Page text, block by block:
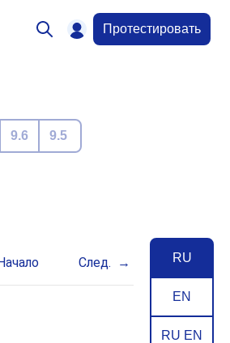
Протестировать
9.6 9.5
RU
EN
RU EN
След.